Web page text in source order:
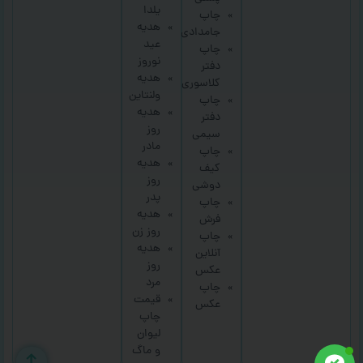
چاپ
جامدادی
چاپ
دفتر
کلاسوری
چاپ
دفتر
سیمی
چاپ
کیف
دوشی
چاپ
فرش
چاپ
آنلاین
عکس
چاپ
عکس
یلدا
هدیه
عید
نوروز
هدیه
ولنتاین
هدیه
روز
مادر
هدیه
روز
پدر
هدیه
روز زن
هدیه
روز
مرد
قیمت
چاپ
لیوان
و ماگ